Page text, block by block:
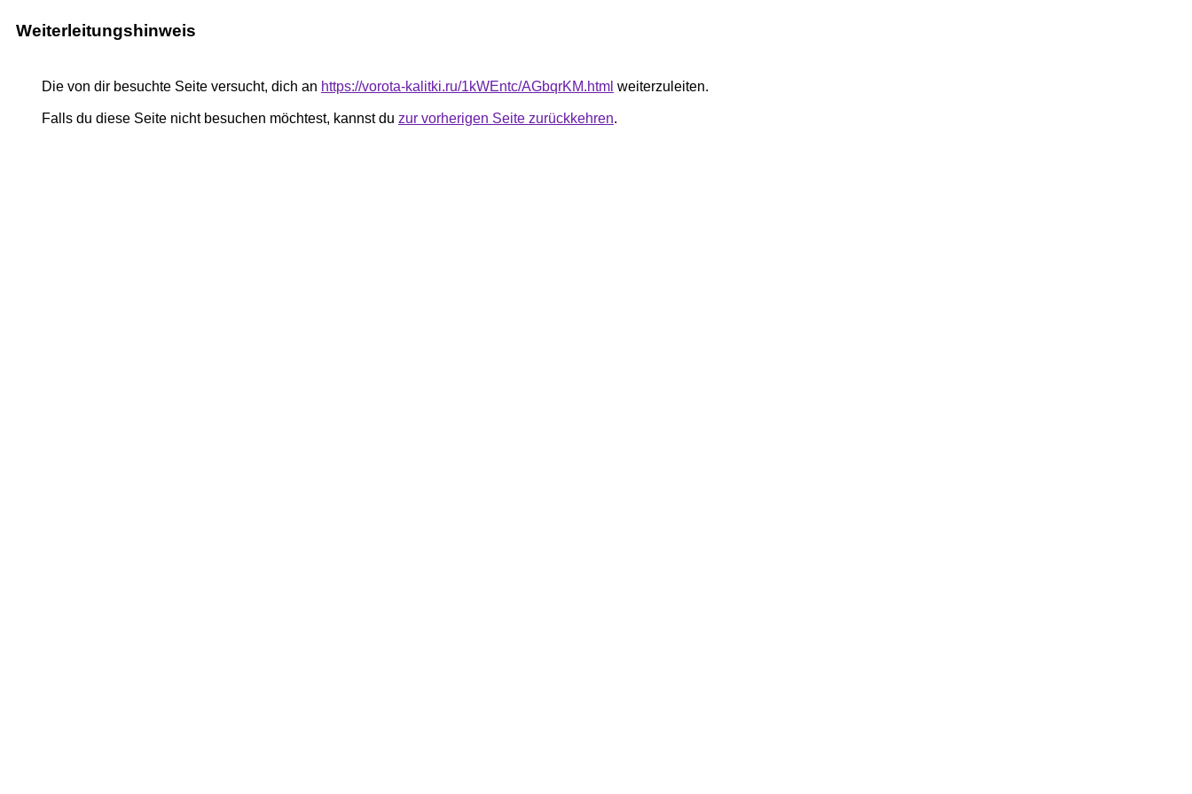
Weiterleitungshinweis
Die von dir besuchte Seite versucht, dich an https://vorota-kalitki.ru/1kWEntc/AGbqrKM.html weiterzuleiten.
Falls du diese Seite nicht besuchen möchtest, kannst du zur vorherigen Seite zurückkehren.